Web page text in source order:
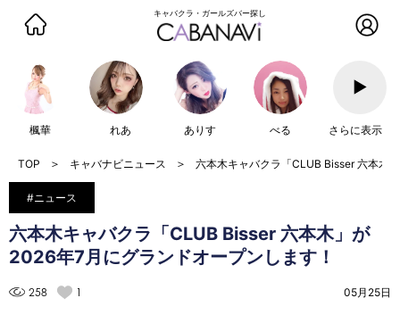
キャバクラ・ガールズバー探し
楓華 れあ ありす べる
▶
さらに表示
キャバナビニュース 六本木キャバクラ「CLUB Bisser 六本木
#ニュース
六本木キャバクラ「CLUB Bisser 六本木」が
2026年7月にグランドオープンします！
05月25日
258 1